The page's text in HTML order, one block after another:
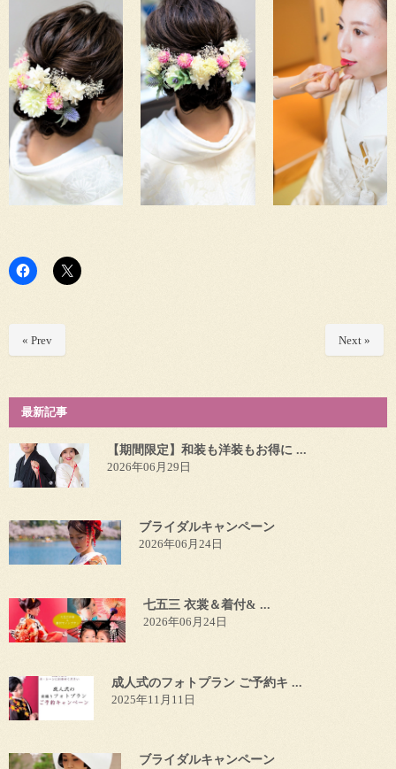
« Prev Next »
最新記事
【期間限定】和装も洋装もお得に ...
2026年06月29日
ブライダルキャンペーン
2026年06月24日
七五三 衣裳＆着付& ...
2026年06月24日
成人式のフォトプラン ご予約キ ...
2025年11月11日
ブライダルキャンペーン